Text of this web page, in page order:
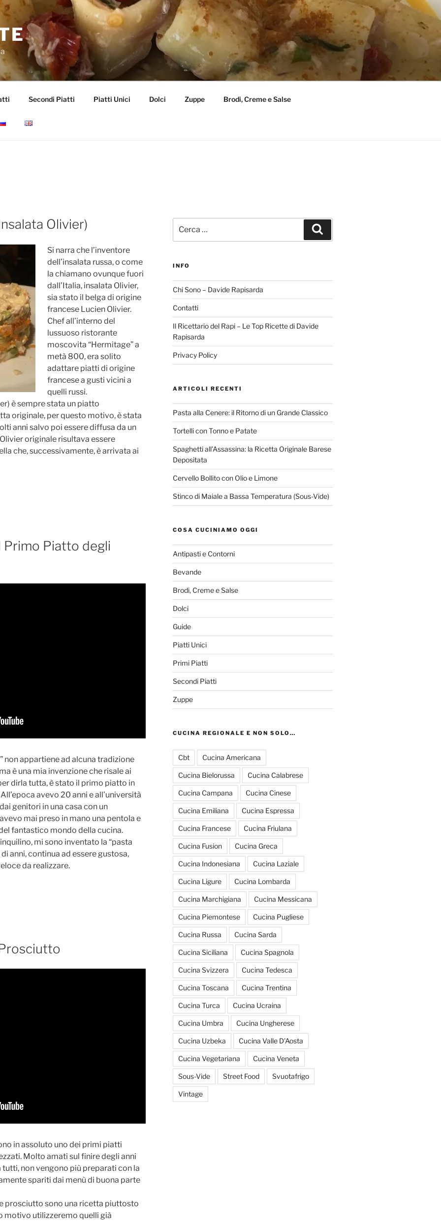
Secondi Piatti Piatti Unici Dolci Zuppe Brodi, Creme e Salse
Olivier)
Si narra che l’inventore
dell’insalata russa, o come
la chiamano ovunque fuori
dall’Italia, insalata Olivier,
sia stato il belga di origine
francese Lucien Olivier.
Chef all’interno del
lussuoso ristorante
moscovita “Hermitage” a
metà 800, era solito
adattare piatti di origine
francese a gusti vicini a
quelli russi.
è sempre stata un piatto
originale, per questo motivo, è stata
anni salvo poi essere diffusa da un
originale risultava essere
che, successivamente, è arrivata ai
Primo Piatto degli
non appartiene ad alcuna tradizione
è una mia invenzione che risale ai
dirla tutta, è stato il primo piatto in
avevo 20 anni e all’università
genitori in una casa con un
mai preso in mano una pentola e
fantastico mondo della cucina.
mi sono inventato la “pasta
anni, continua ad essere gustosa,
da realizzare.
in assoluto uno dei primi piatti
Molto amati sul finire degli anni
tutti, non vengono più preparati con la
spariti dai menù di buona parte
prosciutto sono una ricetta piuttosto
motivo utilizzeremo quelli già
INFO
Chi Sono – Davide Rapisarda
Contatti
Il Ricettario del Rapi – Le Top Ricette di Davide
Rapisarda
Privacy Policy
ARTICOLI RECENTI
Pasta alla Cenere: il Ritorno di un Grande Classico
Tortelli con Tonno e Patate
Spaghetti all’Assassina: la Ricetta Originale Barese
Depositata
Cervello Bollito con Olio e Limone
Stinco di Maiale a Bassa Temperatura (Sous-Vide)
COSA CUCINIAMO OGGI
Antipasti e Contorni
Bevande
Brodi, Creme e Salse
Dolci
Guide
Piatti Unici
Primi Piatti
Secondi Piatti
Zuppe
CUCINA REGIONALE E NON SOLO…
Cbt Cucina Americana
Cucina Bielorussa Cucina Calabrese
Cucina Campana Cucina Cinese
Cucina Emiliana Cucina Espressa
Cucina Francese Cucina Friulana
Cucina Fusion Cucina Greca
Cucina Indonesiana Cucina Laziale
Cucina Ligure Cucina Lombarda
Cucina Marchigiana Cucina Messicana
Cucina Piemontese Cucina Pugliese
Cucina Russa Cucina Sarda
Cucina Siciliana Cucina Spagnola
Cucina Svizzera Cucina Tedesca
Cucina Toscana Cucina Trentina
Cucina Turca Cucina Ucraina
Cucina Umbra Cucina Ungherese
Cucina Uzbeka Cucina Valle D’Aosta
Cucina Vegetariana Cucina Veneta
Sous-Vide Street Food Svuotafrigo
Vintage